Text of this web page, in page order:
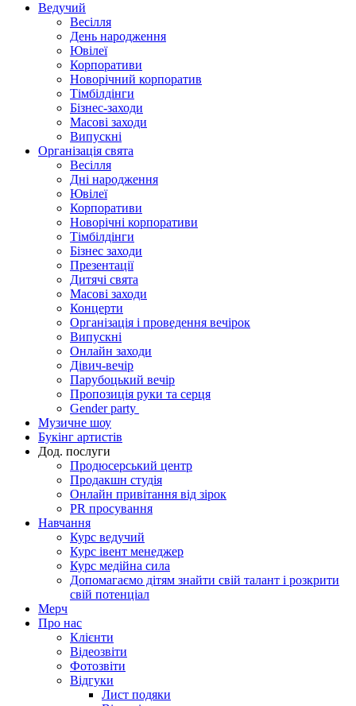
Ведучий
Весілля
День народження
Ювілеї
Корпоративи
Новорічний корпоратив
Тімбілдінги
Бізнес-заходи
Масові заходи
Випускні
Організація свята
Весілля
Дні народження
Ювілеї
Корпоративи
Новорічні корпоративи
Тімбілдінги
Бізнес заходи
Презентації
Дитячі свята
Масові заходи
Концерти
Організація і проведення вечірок
Випускні
Онлайн заходи
Дівич-вечір
Парубоцький вечір
Пропозиція руки та серця
Gender party
Музичне шоу
Букінг артистів
Дод. послуги
Продюсерський центр
Продакшн студія
Онлайн привітання від зірок
PR просування
Навчання
Курс ведучий
Курс івент менеджер
Курс медійна сила
Допомагаємо дітям знайти свій талант і розкрити
свій потенціал
Мерч
Про нас
Клієнти
Відеозвіти
Фотозвіти
Відгуки
Лист подяки